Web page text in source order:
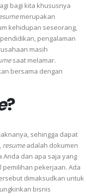
bagi kita khususnya
merupakan
kehidupan seseorang,
pengalaman
masih
saat melamar.
bersama dengan
?
sehingga dapat
resumeadalah dokumen
Anda dan apa saja yang
pemilihan pekerjaan. Ada
dimaksudkan untuk
bisnis